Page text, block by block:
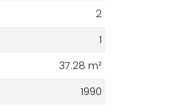
2
1
37.28 m²
1990